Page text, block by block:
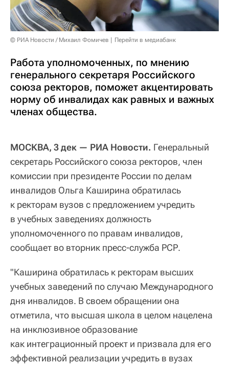
© РИА Новости / Михаил Фомичев Перейти в медиабанк
Работа уполномоченных, по мнению
генерального секретаря Российского
союза ректоров, поможет акцентировать
норму об инвалидах как равных и важных
членах общества.
МОСКВА, 3 дек — РИА Новости. Генеральный
секретарь Российского союза ректоров, член
комиссии при президенте России по делам
инвалидов Ольга Каширина обратилась
к ректорам вузов с предложением учредить
в учебных заведениях должность
уполномоченного по правам инвалидов,
сообщает во вторник пресс-служба РСР.
"Каширина обратилась к ректорам высших
учебных заведений по случаю Международного
дня инвалидов. В своем обращении она
отметила, что высшая школа в целом нацелена
на инклюзивное образование
как интеграционный проект и призвала для его
эффективной реализации учредить в вузах